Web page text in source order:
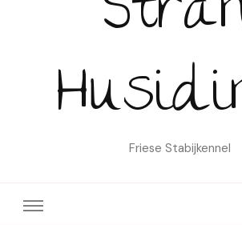
Friese Stabijkennel